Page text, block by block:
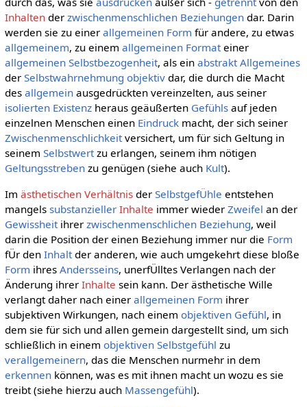
Inhaltender zwischenmenschlichen Beziehungendar. Darin
werden sie zu einer allgemeinen Form für andere, zu etwas
allgemeinem, zu einem allgemeinen Formateiner
allgemeinen Selbstbezogenheit, als ein abstrakt Allgemeines
der Selbstwahrnehmung objektivdar, die durch die Macht
des allgemeinausgedrückten vereinzelten, aus seiner
isolierten Existenzheraus geäußerten Gefühlsauf jeden
einzelnen Menschen einen Eindruckmacht, der sich seiner
Zwischenmenschlichkeitversichert, um für sich Geltung in
seinem Selbstwertzu erlangen, seinem ihm nötigen
Geltungsstrebenzu genügen (siehe auch Kult).
Im ästhetischen Verhältnisder SelbstgefÜhle entstehen
mangels substanzieller Inhalte immer wieder Zweifel an der
Gewissheitihrer zwischenmenschlichen Beziehung, weil
darin die Position der einen Beziehung immer nur die Form
fÜr den Inhaltder anderen, wie auch umgekehrt diese bloße
Form ihres Andersseins, unerfÜlltes Verlangen nach der
Änderung ihrer Inhalte sein kann. Der ästhetische Wille
verlangt daher nach einer allgemeinen Form ihrer
subjektiven Wirkungen, nach einem objektiven Gefühl, in
dem sie für sich und allen gemein dargestellt sind, um sich
schließlich in einem objektiven Selbstgefühl zu
verallgemeinern, das die Menschen nurmehr in dem
erkennenkönnen, was es mit ihnen macht un wozu es sie
treibt (siehe hierzu auch Massengefühl).